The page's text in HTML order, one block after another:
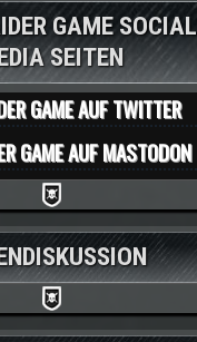
GAME SOCIAL
SEITEN
GAME AUF TWITTER
GAME AUF MASTODON